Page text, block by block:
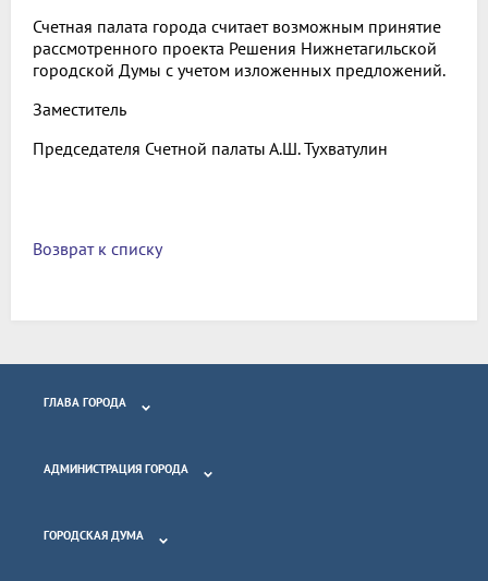
Счетная палата города считает возможным принятие
рассмотренного проекта Решения Нижнетагильской
городской Думы с учетом изложенных предложений.
Заместитель
Председателя Счетной палаты А.Ш. Тухватулин
Возврат к списку
ГЛАВА ГОРОДА
АДМИНИСТРАЦИЯ ГОРОДА
ГОРОДСКАЯ ДУМА